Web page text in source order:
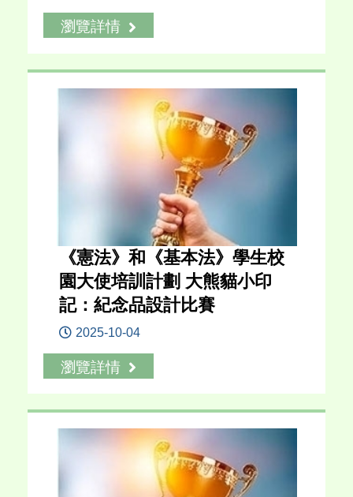
瀏覽詳情
《憲法》和《基本法》學生校
園大使培訓計劃 大熊貓小印
記：紀念品設計比賽
2025-10-04
瀏覽詳情